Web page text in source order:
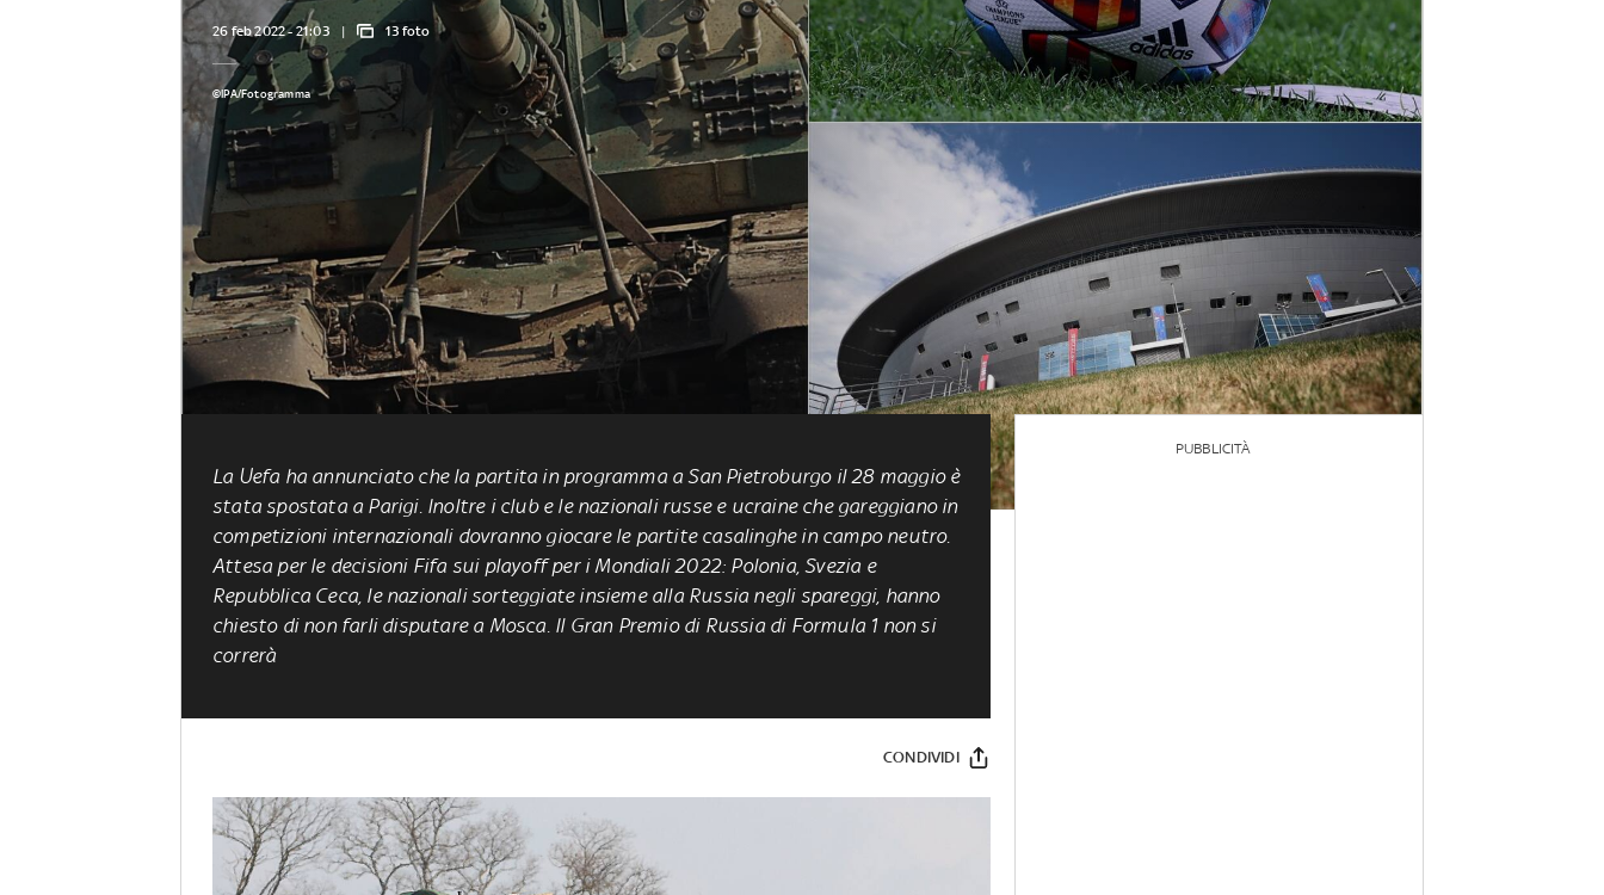
26 feb 2022 - 21:03 13 foto
©IPA/Fotogramma
La Uefa ha annunciato che la partita in programma a San Pietroburgo il 28 maggio è
stata spostata a Parigi. Inoltre i club e le nazionali russe e ucraine che gareggiano in
competizioni internazionali dovranno giocare le partite casalinghe in campo neutro.
Attesa per le decisioni Fifa sui playoff per i Mondiali 2022: Polonia, Svezia e
Repubblica Ceca, le nazionali sorteggiate insieme alla Russia negli spareggi, hanno
chiesto di non farli disputare a Mosca. Il Gran Premio di Russia di Formula 1 non si
correrà
CONDIVIDI
PUBBLICITÀ